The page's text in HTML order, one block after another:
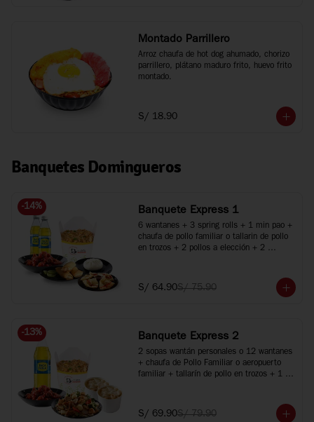
Montado Parrillero
Arroz chaufa de hot dog ahumado, chorizo
parrillero, plátano maduro frito, huevo frito
montado.
S/ 18.90
Banquetes Domingueros
-14% Banquete Express 1
6 wantanes + 3 spring rolls + 1 min pao +
chaufa de pollo familiar o tallarin de pollo
en trozos + 2 pollos a elección + 2
S/ 64.90S/ 75.90
-13% Banquete Express 2
2 sopas wantán personales o 12 wantanes
+ chaufa de Pollo Familiar o aeropuerto
familiar + tallarín de pollo en trozos + 1
S/ 69.90S/ 79.90